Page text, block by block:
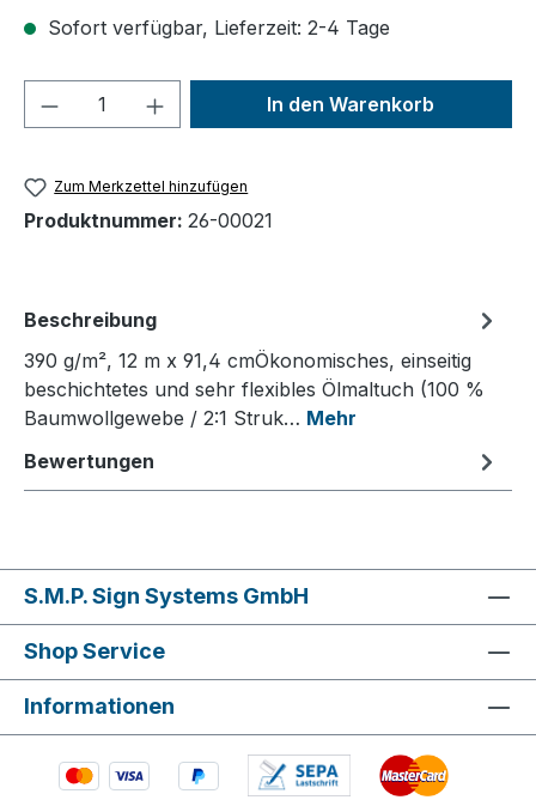
Sofort verfügbar, Lieferzeit: 2-4 Tage
Produkt Anzahl: Gib denIn den Warenkorb
Zum Merkzettel hinzufügen
Produktnummer: 26-00021
Beschreibung
390 g/m², 12 m x 91,4 cmÖkonomisches, einseitig
beschichtetes und sehr flexibles Ölmaltuch (100 %
Baumwollgewebe / 2:1 Struk… Mehr
Bewertungen
S.M.P. Sign Systems GmbH
Shop Service
Informationen